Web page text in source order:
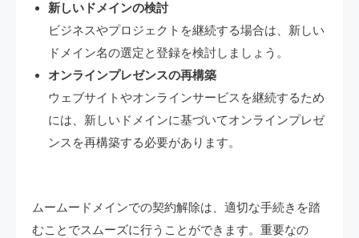
新しいドメインの検討
ビジネスやプロジェクトを継続する場合は、新しい
ドメイン名の選定と登録を検討しましょう。
オンラインプレゼンスの再構築
ウェブサイトやオンラインサービスを継続するため
には、新しいドメインに基づいてオンラインプレゼ
ンスを再構築する必要があります。
ムームードメインでの契約解除は、適切な手続きを踏
むことでスムーズに行うことができます。重要なの